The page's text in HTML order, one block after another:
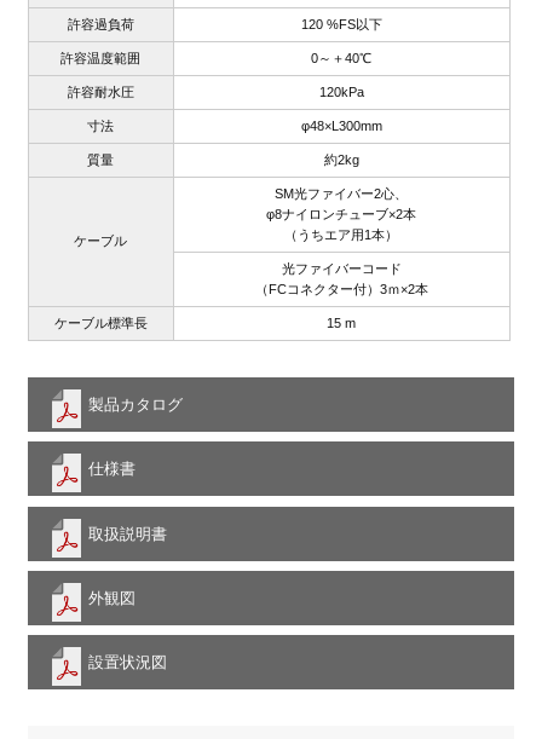
許容過負荷 120 %FS以下
許容温度範囲 0～＋40℃
許容耐水圧 120kPa
寸法 φ48×L300mm
質量 約2kg
ケーブル
SM光ファイバー2心、
φ8ナイロンチューブ×2本
（うちエア用1本）
光ファイバーコード
（FCコネクター付）3ｍ×2本
ケーブル標準長 15 m
製品カタログ
仕様書
取扱説明書
外観図
設置状況図